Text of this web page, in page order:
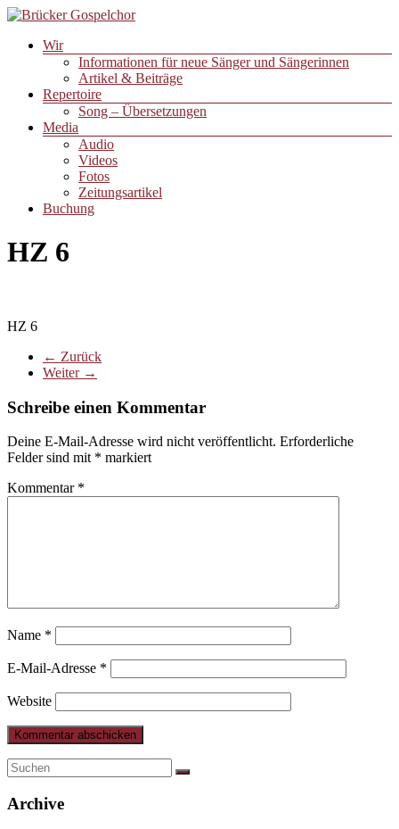
Zum
springen
Brücker
Gospelchor
Menü
Wir
Informationen für neue Sänger und Sängerinnen
Artikel & Beiträge
Repertoire
Song – Übersetzungen
Media
Audio
Videos
Fotos
Zeitungsartikel
Buchung
HZ 6
HZ 6
← Zurück
Weiter →
Schreibe einen Kommentar
Deine E-Mail-Adresse wird nicht veröffentlicht. Erforderliche
Felder sind mit * markiert
Kommentar *
Name *
E-Mail-Adresse *
Website
Archive